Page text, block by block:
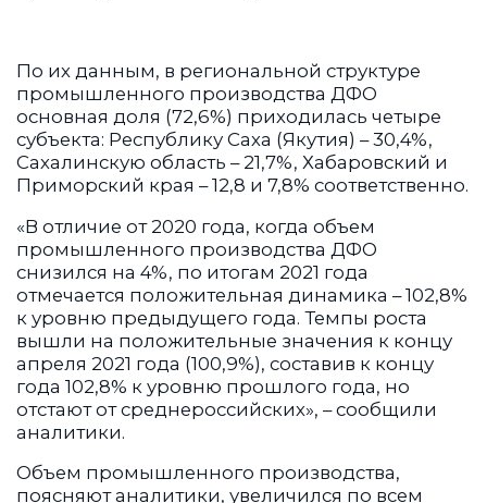
По их данным, в региональной структуре
промышленного производства ДФО
основная доля (72,6%) приходилась четыре
субъекта: Республику Саха (Якутия) – 30,4%,
Сахалинскую область – 21,7%, Хабаровский и
Приморский края – 12,8 и 7,8% соответственно.
«В отличие от 2020 года, когда объем
промышленного производства ДФО
снизился на 4%, по итогам 2021 года
отмечается положительная динамика – 102,8%
к уровню предыдущего года. Темпы роста
вышли на положительные значения к концу
апреля 2021 года (100,9%), составив к концу
года 102,8% к уровню прошлого года, но
отстают от среднероссийских», – сообщили
аналитики.
Объем промышленного производства,
поясняют аналитики, увеличился по всем